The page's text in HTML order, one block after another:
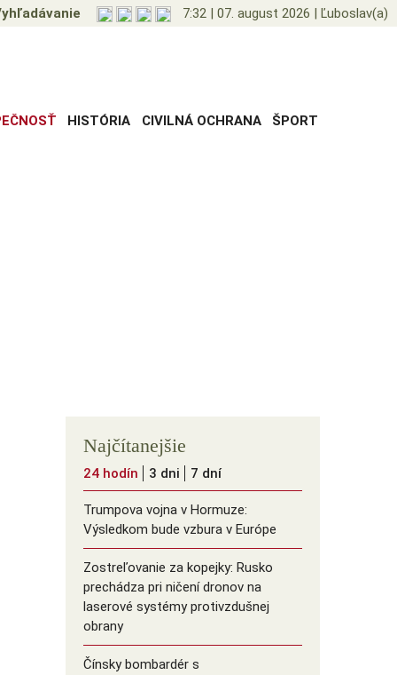
7:32 | 07. august 2026 | Ľuboslav(a)
HISTÓRIA CIVILNÁ OCHRANA ŠPORT
Najčítanejšie
24 hodín 3 dni 7 dní
Trumpova vojna v Hormuze:
Výsledkom bude vzbura v Európe
Zostreľovanie za kopejky: Rusko
prechádza pri ničení dronov na
laserové systémy protivzdušnej
obrany
Čínsky bombardér s